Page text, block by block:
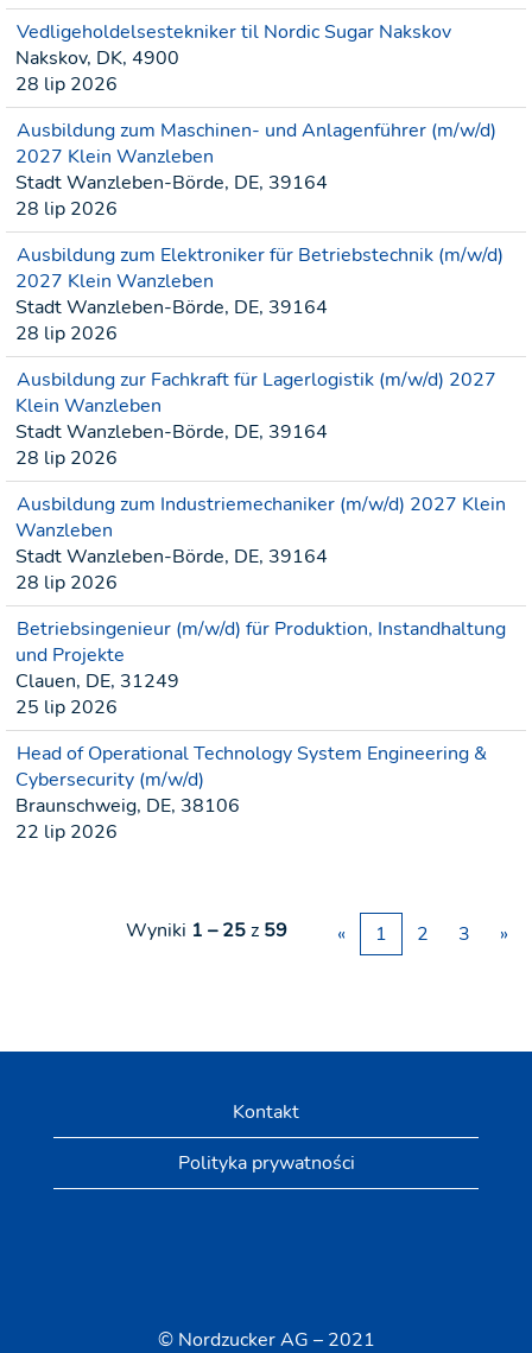
Vedligeholdelsestekniker til Nordic Sugar Nakskov
Nakskov, DK, 4900
28 lip 2026
Ausbildung zum Maschinen- und Anlagenführer (m/w/d)
2027 Klein Wanzleben
Stadt Wanzleben-Börde, DE, 39164
28 lip 2026
Ausbildung zum Elektroniker für Betriebstechnik (m/w/d)
2027 Klein Wanzleben
Stadt Wanzleben-Börde, DE, 39164
28 lip 2026
Ausbildung zur Fachkraft für Lagerlogistik (m/w/d) 2027
Klein Wanzleben
Stadt Wanzleben-Börde, DE, 39164
28 lip 2026
Ausbildung zum Industriemechaniker (m/w/d) 2027 Klein
Wanzleben
Stadt Wanzleben-Börde, DE, 39164
28 lip 2026
Betriebsingenieur (m/w/d) für Produktion, Instandhaltung
und Projekte
Clauen, DE, 31249
25 lip 2026
Head of Operational Technology System Engineering &
Cybersecurity (m/w/d)
Braunschweig, DE, 38106
22 lip 2026
Wyniki 1 – 25z 59 « 1 2 3 »
Kontakt
Polityka prywatności
© Nordzucker AG – 2021